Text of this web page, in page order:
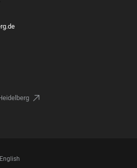
English